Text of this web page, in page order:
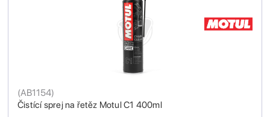
Čistící sprej na řetěz Motul C1 400ml
(AB1154)